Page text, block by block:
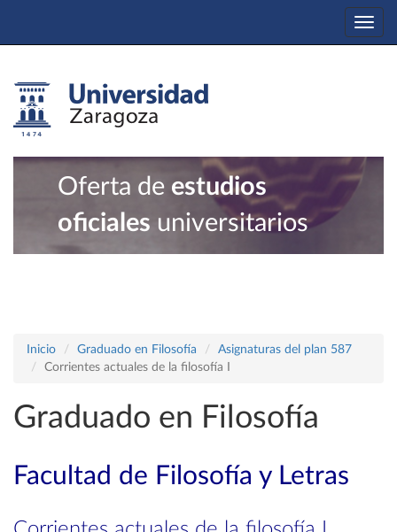
Oferta de estudios
oficiales universitarios
Inicio Graduado en Filosofía
Asignaturas del plan 587
Corrientes actuales de la filosofía I
Graduado en Filosofía
Facultad de Filosofía y Letras